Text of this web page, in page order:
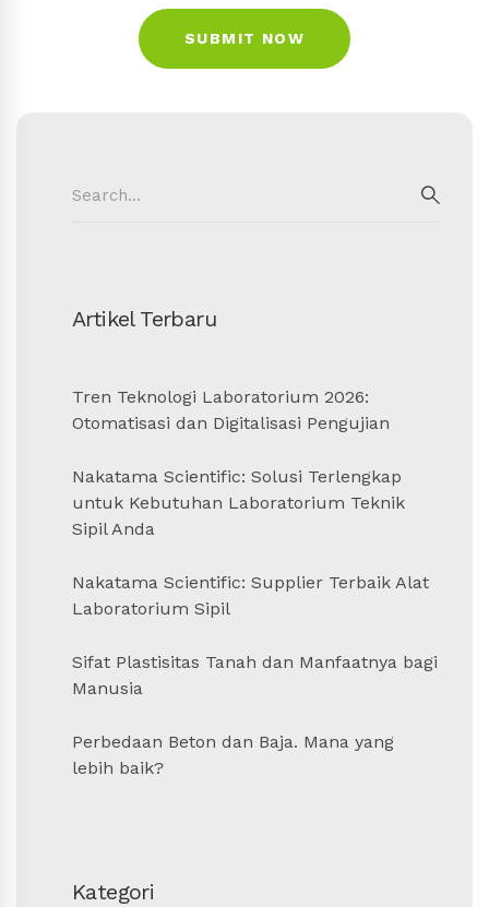
for:
Artikel Terbaru
Tren Teknologi Laboratorium 2026:
Otomatisasi dan Digitalisasi Pengujian
Nakatama Scientific: Solusi Terlengkap
untuk Kebutuhan Laboratorium Teknik
Sipil Anda
Nakatama Scientific: Supplier Terbaik Alat
Laboratorium Sipil
Sifat Plastisitas Tanah dan Manfaatnya bagi
Manusia
Perbedaan Beton dan Baja. Mana yang
lebih baik?
Kategori